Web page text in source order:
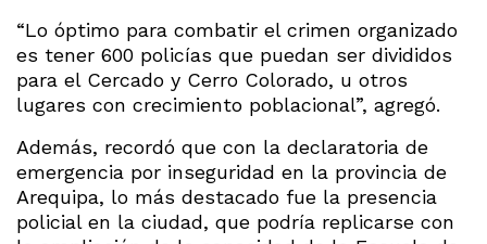
“Lo óptimo para combatir el crimen organizado
es tener 600 policías que puedan ser divididos
para el Cercado y Cerro Colorado, u otros
lugares con crecimiento poblacional”, agregó.
Además, recordó que con la declaratoria de
emergencia por inseguridad en la provincia de
Arequipa, lo más destacado fue la presencia
policial en la ciudad, que podría replicarse con